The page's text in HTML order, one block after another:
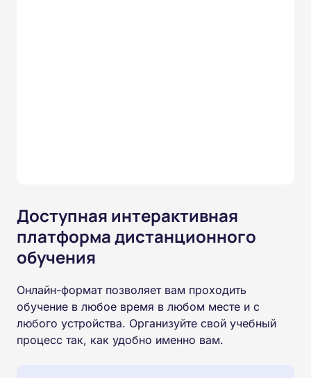
Доступная интерактивная
платформа дистанционного
обучения
Онлайн-формат позволяет вам проходить
обучение в любое время в любом месте и с
любого устройства. Организуйте свой учебный
процесс так, как удобно именно вам.